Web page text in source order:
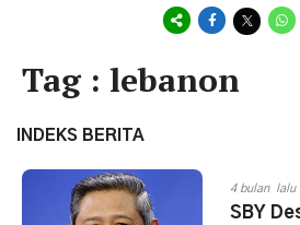
Tag : lebanon
INDEKS BERITA
4 bulan lalu
SBY